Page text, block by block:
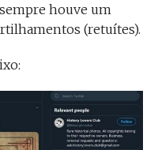
houve um
(retuítes).